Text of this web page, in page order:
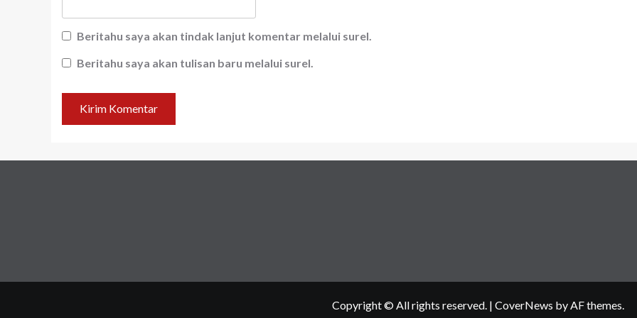
Beritahu saya akan tindak lanjut komentar melalui surel.
Beritahu saya akan tulisan baru melalui surel.
Copyright © All rights reserved. | CoverNews by AF themes.